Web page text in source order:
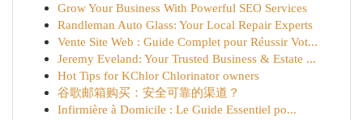
Grow Your Business With Powerful SEO Services
Randleman Auto Glass: Your Local Repair Experts
Vente Site Web : Guide Complet pour Réussir Vot...
Jeremy Eveland: Your Trusted Business & Estate ...
Hot Tips for KChlor Chlorinator owners
谷歌邮箱购买：安全可靠的渠道？
Infirmière à Domicile : Le Guide Essentiel po...